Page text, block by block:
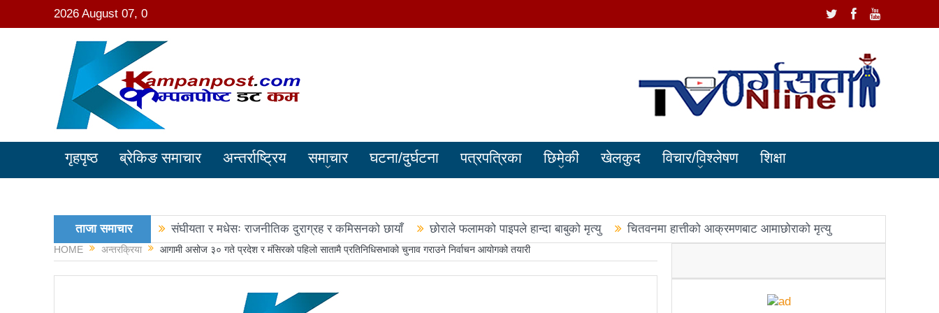
2026 August 07, 0
गृहपृष्ठ ब्रेकिङ समाचार अन्तर्राष्ट्रिय समाचार घटना/दुर्घटना पत्रपत्रिका छिमेकी खेलकुद विचार/विश्लेषण शिक्षा
ताजा समाचार संघीयता र मधेसः राजनीतिक दुराग्रह र कमिसनको छायाँ छोराले फलामको पाइपले हान्दा बाबुको मृत्यु
चितवनमा हात्तीको आक्रमणबाट आमाछोराको मृत्यु
काङ्ग्रेस नेता मिश्रको आरोप : बालेन सरकारले सिमा क्षेत्रका जनतालाई अनावश्यक दु:ख दियो
रञ्जु दर्शना विजयीः अधिकांश स्थानमा रास्वपा अगाडि
HOME अन्तरक्रिया आगामी असोज ३० गते प्रदेश र मंसिरको पहिलो सातामै प्रतिनिधिसभाको चुनाव गराउने निर्वाचन आयोगको तयारी